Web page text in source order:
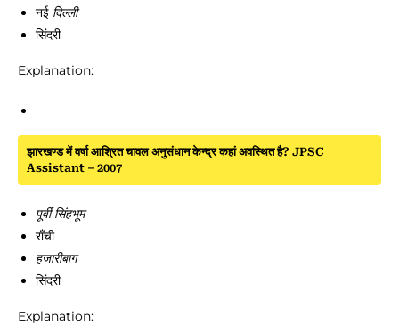
नई दिल्ली
सिंदरी
Explanation:
झारखण्ड में वर्षा आश्रित चावल अनुसंधान केन्द्र कहां अवस्थित है? JPSC
Assistant – 2007
पूर्वी सिंहभूम
राँची
हजारीबाग
सिंदरी
Explanation: